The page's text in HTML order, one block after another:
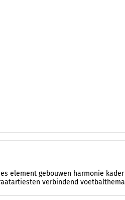
element gebouwen harmonie kader
verbindend voetbalthema